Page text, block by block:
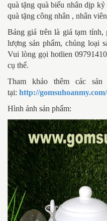
quà tặng quà biếu nhân dịp
quà tặng công nhân , nhân
Bảng giá trên là giá tạm tính,
lượng sản phẩm, chủng loại
Vui lòng gọi hotlien
cụ thể.
Tham khảo thêm các
tại: http://
Hình ảnh sản phẩm: